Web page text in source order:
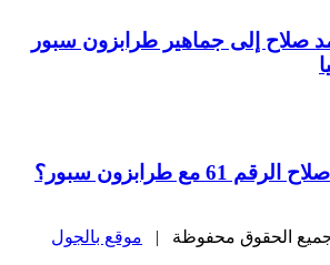
صلاح إلى جماهير طرابزون سبور
طرابزون سبور؟
موقع بالجول